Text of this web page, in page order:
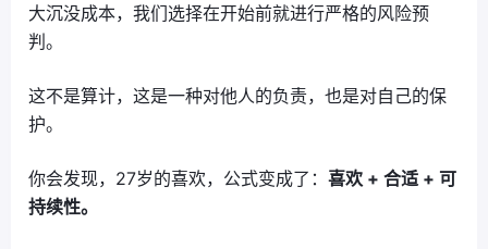
大沉没成本，我们选择在开始前就进行严格的风险预
判。
这不是算计，这是一种对他人的负责，也是对自己的保
护。
你会发现，27岁的喜欢，公式变成了： 喜欢 + 合适 + 可
持续性。